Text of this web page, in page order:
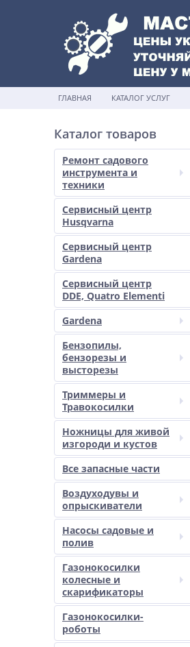
ГЛАВНАЯ КАТАЛОГ УСЛУГ
Каталог товаров
Ремонт садового
инструмента и
техники
Сервисный центр
Husqvarna
Сервисный центр
Gardena
Сервисный центр
DDE, Quatro Elementi
Gardena
Бензопилы,
бензорезы и
высторезы
Триммеры и
Травокосилки
Ножницы для живой
изгороди и кустов
Все запасные части
Воздуходувы и
опрыскиватели
Насосы садовые и
полив
Газонокосилки
колесные и
скарификаторы
Газонокосилки-
роботы